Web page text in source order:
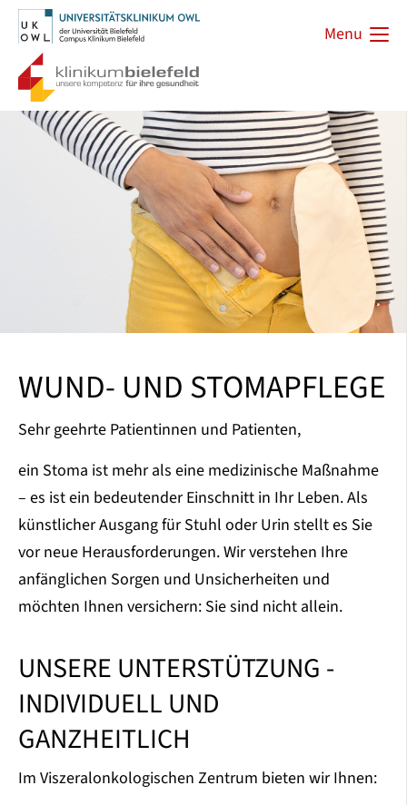
Menu
WUND- UND STOMAPFLEGE
Sehr geehrte Patientinnen und Patienten,
ein Stoma ist mehr als eine medizinische Maßnahme
– es ist ein bedeutender Einschnitt in Ihr Leben. Als
künstlicher Ausgang für Stuhl oder Urin stellt es Sie
vor neue Herausforderungen. Wir verstehen Ihre
anfänglichen Sorgen und Unsicherheiten und
möchten Ihnen versichern: Sie sind nicht allein.
UNSERE UNTERSTÜTZUNG -
INDIVIDUELL UND
GANZHEITLICH
Im Viszeralonkologischen Zentrum bieten wir Ihnen: